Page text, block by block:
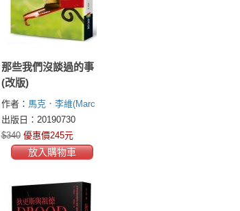
那些我們沒談過的事
(改版)
作者： 馬克．李維(Marc
Levy)
出版日：20190730
$340 優惠價245元
放入購物車